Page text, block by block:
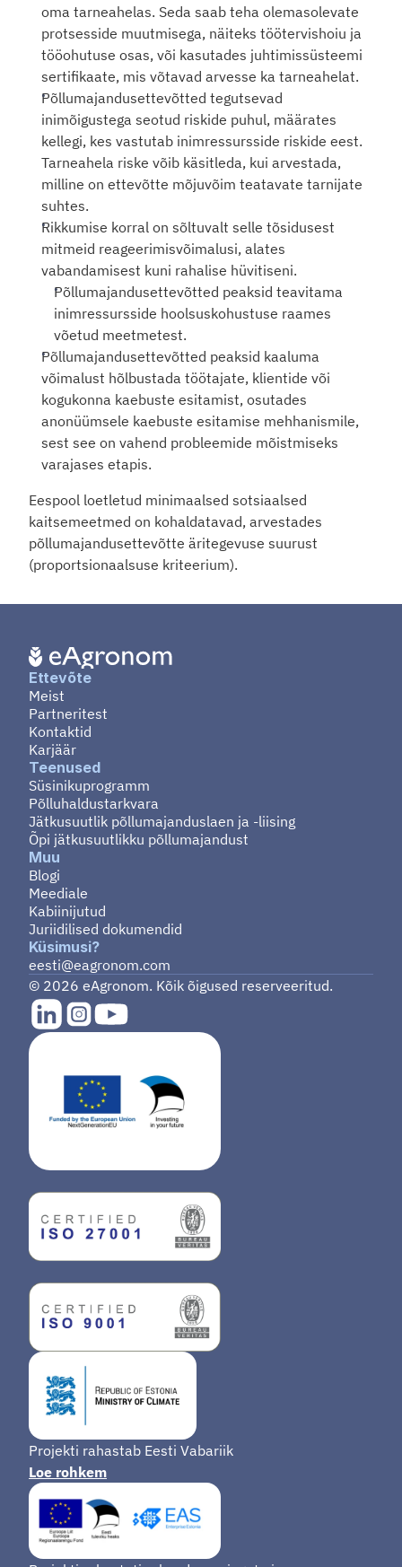
oma tarneahelas. Seda saab teha olemasolevate
protsesside muutmisega, näiteks töötervishoiu ja
tööohutuse osas, või kasutades juhtimissüsteemi
sertifikaate, mis võtavad arvesse ka tarneahelat.
Põllumajandusettevõtted tegutsevad
inimõigustega seotud riskide puhul, määrates
kellegi, kes vastutab inimressursside riskide eest.
Tarneahela riske võib käsitleda, kui arvestada,
milline on ettevõtte mõjuvõim teatavate tarnijate
suhtes.
Rikkumise korral on sõltuvalt selle tõsidusest
mitmeid reageerimisvõimalusi, alates
vabandamisest kuni rahalise hüvitiseni.
Põllumajandusettevõtted peaksid teavitama
inimressursside hoolsuskohustuse raames
võetud meetmetest.
Põllumajandusettevõtted peaksid kaaluma
võimalust hõlbustada töötajate, klientide või
kogukonna kaebuste esitamist, osutades
anonüümsele kaebuste esitamise mehhanismile,
sest see on vahend probleemide mõistmiseks
varajases etapis.
Eespool loetletud minimaalsed sotsiaalsed
kaitsemeetmed on kohaldatavad, arvestades
põllumajandusettevõtte äritegevuse suurust
(proportsionaalsuse kriteerium).
Ettevõte
Meist
Partneritest
Kontaktid
Karjäär
Teenused
Süsinikuprogramm
Põlluhaldustarkvara
Jätkusuutlik põllumajanduslaen ja -liising
Õpi jätkusuutlikku põllumajandust
Muu
Blogi
Meediale
Kabiinijutud
Juriidilised dokumendid
Küsimusi?
eesti@eagronom.com
© 2026 eAgronom. Kõik õigused reserveeritud.
Projekti rahastab Eesti Vabariik
Loe rohkem